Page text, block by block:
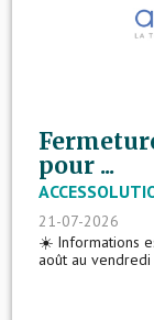
pour ...
21-07-2026
☀️ Informations
août au vendredi